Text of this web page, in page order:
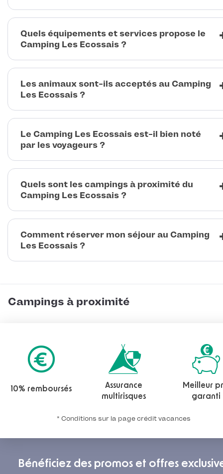
Quels équipements et services propose le
Camping Les Ecossais ?
Les animaux sont-ils acceptés au Camping
Les Ecossais ?
Le Camping Les Ecossais est-il bien noté
par les voyageurs ?
Quels sont les campings à proximité du
Camping Les Ecossais ?
Comment réserver mon séjour au Camping
Les Ecossais ?
Campings à proximité
10% remboursés
Assurance
multirisques
Meilleur
garanti
* Conditions sur la page crédit vacances
Bénéficiez des promos et offres